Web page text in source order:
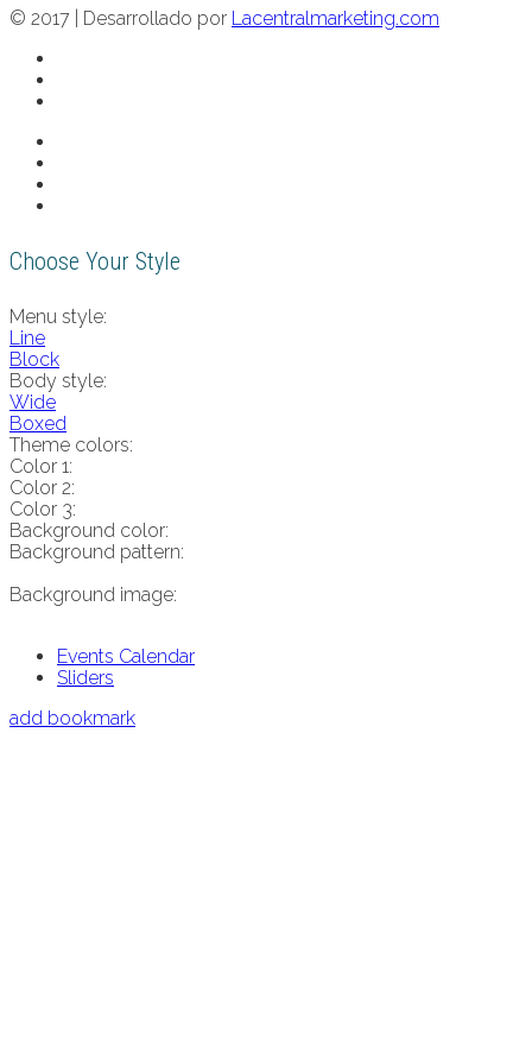
© 2017 | Desarrollado por Lacentralmarketing.com
Choose Your Style
Menu style:
Line
Block
Body style:
Wide
Boxed
Theme colors:
Color 1:
Color 2:
Color 3:
Background color:
Background pattern:
Background image:
Events Calendar
Sliders
add bookmark